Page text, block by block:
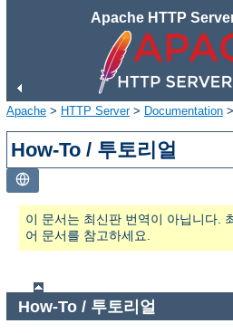
Apache HTTP
Apache > HTTP Server> Documentation >
How-To / 투토리얼
이 문서는 최신판 번역이 아닙니다.
어 문서를 참고하세요.
How-To / 투토리얼